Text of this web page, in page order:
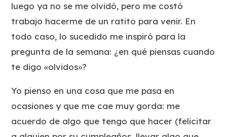
luego ya no se me olvidó, pero me costó
trabajo hacerme de un ratito para venir. En
todo caso, lo sucedido me inspiró para la
pregunta de la semana: ¿en qué piensas cuando
te digo «olvidos»?
Yo pienso en una cosa que me pasa en
ocasiones y que me cae muy gorda: me
acuerdo de algo que tengo que hacer (felicitar